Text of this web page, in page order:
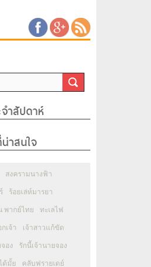
ำสัปดาห์
าสนใจ
สงครามนางฟ้า
ร้อยเล่ห์มารยา
พากย์ไทย ทะเลไฟ
เจ้า เจ้าสาวแก้ขัด
อง รักนี้เจ้านายจอง
ด้มั้ย คลับฟรายเดย์